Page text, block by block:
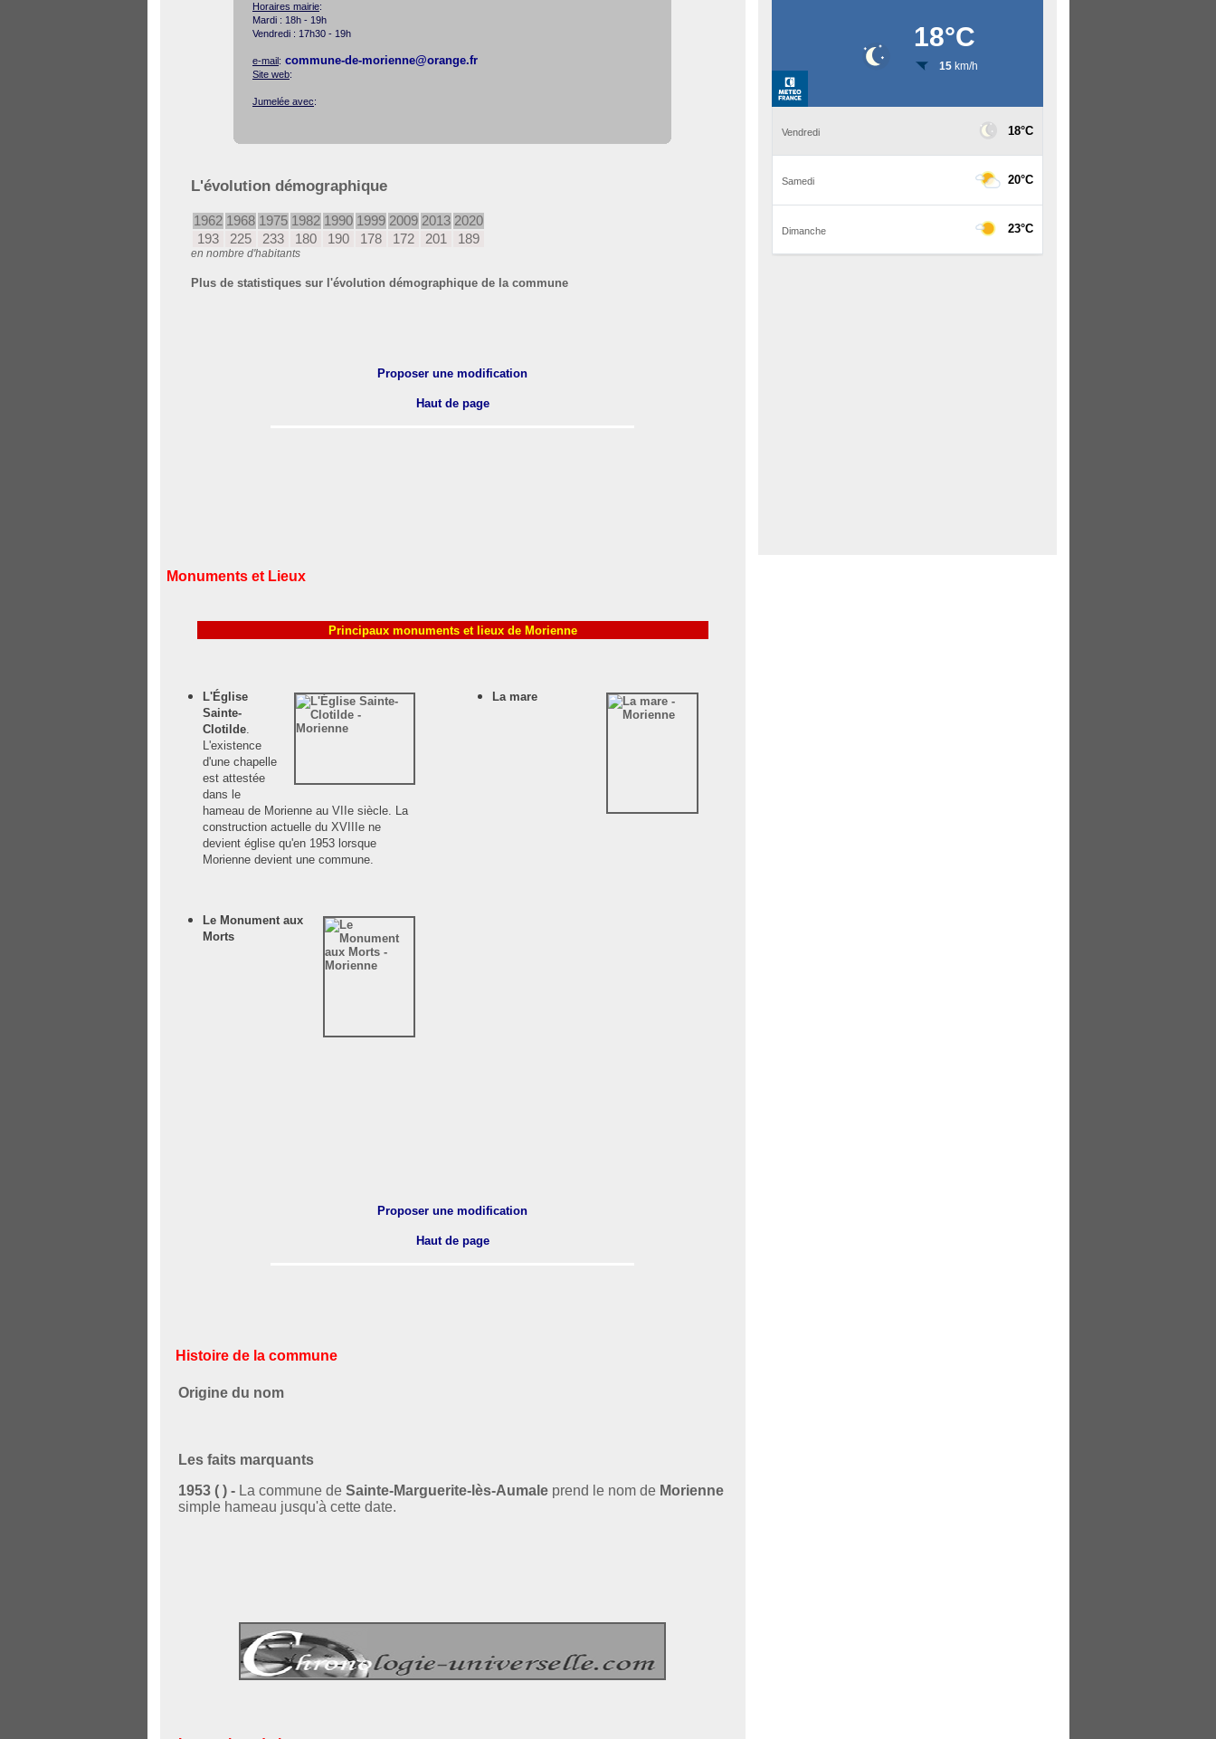
Horaires mairie:
Mardi : 18h - 19h
Vendredi : 17h30 - 19h
e-mail: commune-de-morienne@orange.fr
Site web:
Jumelée avec:
L'évolution démographique
1962 1968 1975 1982 1990 1999 2009 2013 2020
193
225 233 180 190 178 172 201 189
en nombre d'habitants
Plus de statistiques sur l'évolution démographique de la commune
Proposer une modification
Haut de page
Monuments et Lieux
Principaux monuments et lieux de Morienne
L'Église
Sainte-
Clotilde.
L'existence
d'une chapelle
est attestée
dans le
hameau de Morienne au VIIe siècle. La
construction actuelle du XVIIIe ne
devient église qu'en 1953 lorsque
Morienne devient une commune.
La mare
Le Monument aux
Morts
Proposer une modification
Haut de page
Histoire de la commune
Origine du nom
Les faits marquants
1953 ( ) - La commune deSainte-Marguerite-lès-Aumaleprend le nom de Morienne
simple hameau jusqu'à cette date.